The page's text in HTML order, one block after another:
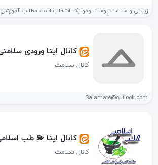
کانال ایتا ورودی
کانال سلامت
Salamate@outlook.com
کانال ایتا 💫 طب
کانال سلامت